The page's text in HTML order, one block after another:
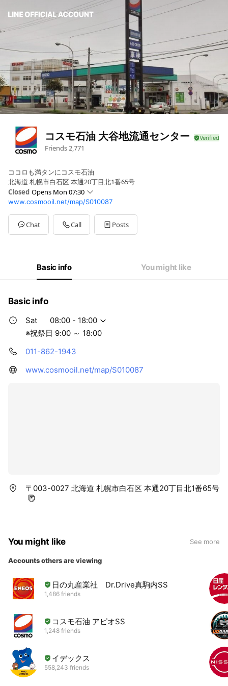
コスモ石油 大谷地流通センター
Friends2,771
ココロも満タンにコスモ石油
北海道 札幌市白石区 本通20丁目北1番65号
Closed Opens Mon 07:30
SunClosed
Mon07:30 - 19:00
Tue07:30 - 19:00
Wed07:30 - 19:00
08:00 - 18:00
※祝祭日 9:00 ～ 18:00
www.cosmooil.net/map/S010087
Chat Call Posts
Basic info You might like
Basic info
Sat
08:00 - 18:00
※祝祭日 9:00 ～ 18:00
011-862-1943
www.cosmooil.net/map/S010087
〒003-0027 北海道 札幌市白石区 本通20丁目北1番65号
You might like See more
Accounts others are viewing
日の丸産業社 Dr.Drive真駒内SS
1,486 friends
コスモ石油 アピオSS
1,248 friends
イデックス
558,243 friends